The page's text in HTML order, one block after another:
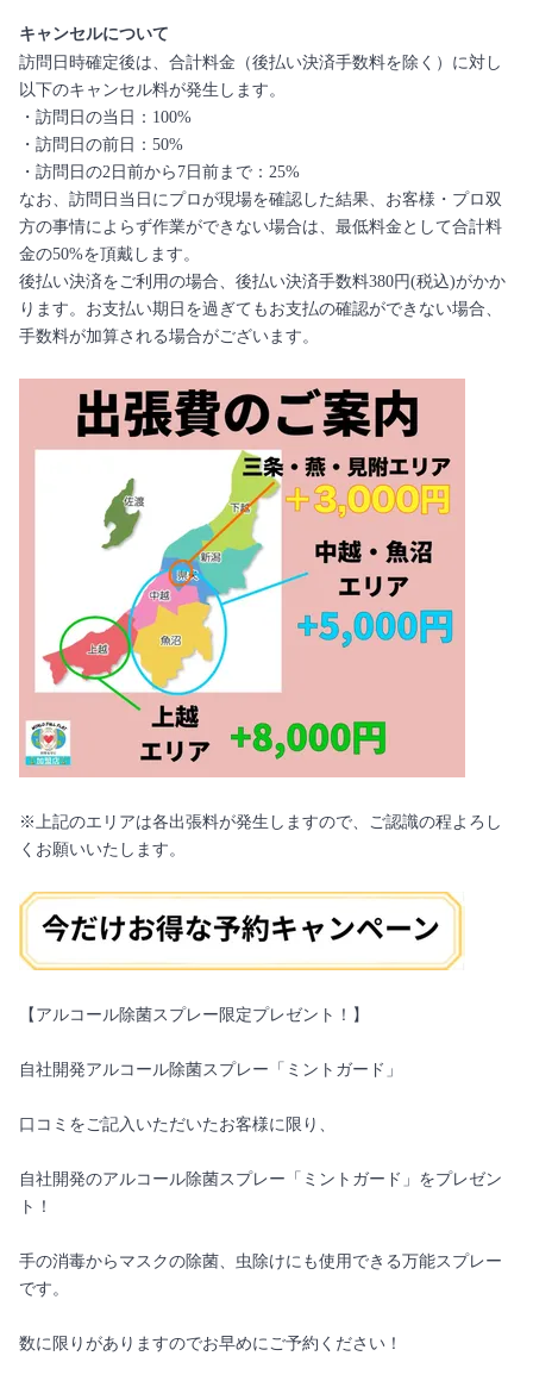
キャンセルについて
訪問日時確定後は、合計料金（後払い決済手数料を除く）に対し
以下のキャンセル料が発生します。
・訪問日の当日：100%
・訪問日の前日：50%
・訪問日の2日前から7日前まで：25%
なお、訪問日当日にプロが現場を確認した結果、お客様・プロ双
方の事情によらず作業ができない場合は、最低料金として合計料
金の50%を頂戴します。
後払い決済をご利用の場合、後払い決済手数料380円(税込)がかか
ります。お支払い期日を過ぎてもお支払の確認ができない場合、
手数料が加算される場合がございます。
※上記のエリアは各出張料が発生しますので、ご認識の程よろし
くお願いいたします。
【アルコール除菌スプレー限定プレゼント！】
自社開発アルコール除菌スプレー「ミントガード」
口コミをご記入いただいたお客様に限り、
自社開発のアルコール除菌スプレー「ミントガード」をプレゼン
ト！
手の消毒からマスクの除菌、虫除けにも使用できる万能スプレー
です。
数に限りがありますのでお早めにご予約ください！